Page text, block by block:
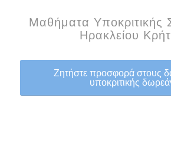
Μαθήματα Υποκριτικής
Ηρακλείου
Ζητήστε προσφορά στους
υποκριτικής